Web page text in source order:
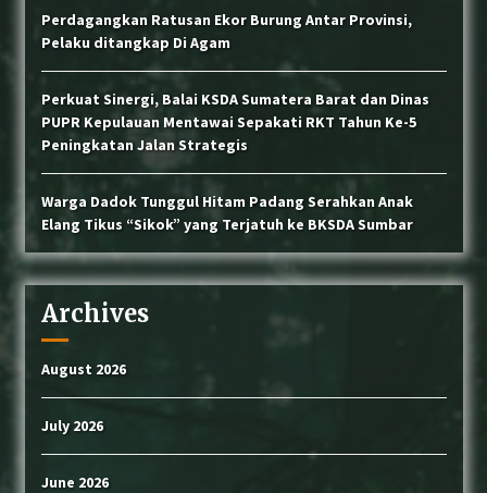
Konflik Satwa di Sijunjung: Beruang Madu
Masuk Perkebunan, Petugas Lakukan
BKSDA dan COP Pasang Kandang Jebak untuk
Tangani Interaksi Beruang Madu di Nagari
Sinuruik
Perdagangkan Ratusan Ekor Burung Antar Provinsi,
Pelaku ditangkap Di Agam
Perkuat Sinergi, Balai KSDA Sumatera Barat dan Dinas
PUPR Kepulauan Mentawai Sepakati RKT Tahun Ke-5
Peningkatan Jalan Strategis
Warga Dadok Tunggul Hitam Padang Serahkan Anak
Elang Tikus “Sikok” yang Terjatuh ke BKSDA Sumbar
Archives
August 2026
July 2026
June 2026